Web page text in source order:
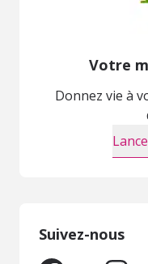
Votre
Donnez vie à
Suivez-nous